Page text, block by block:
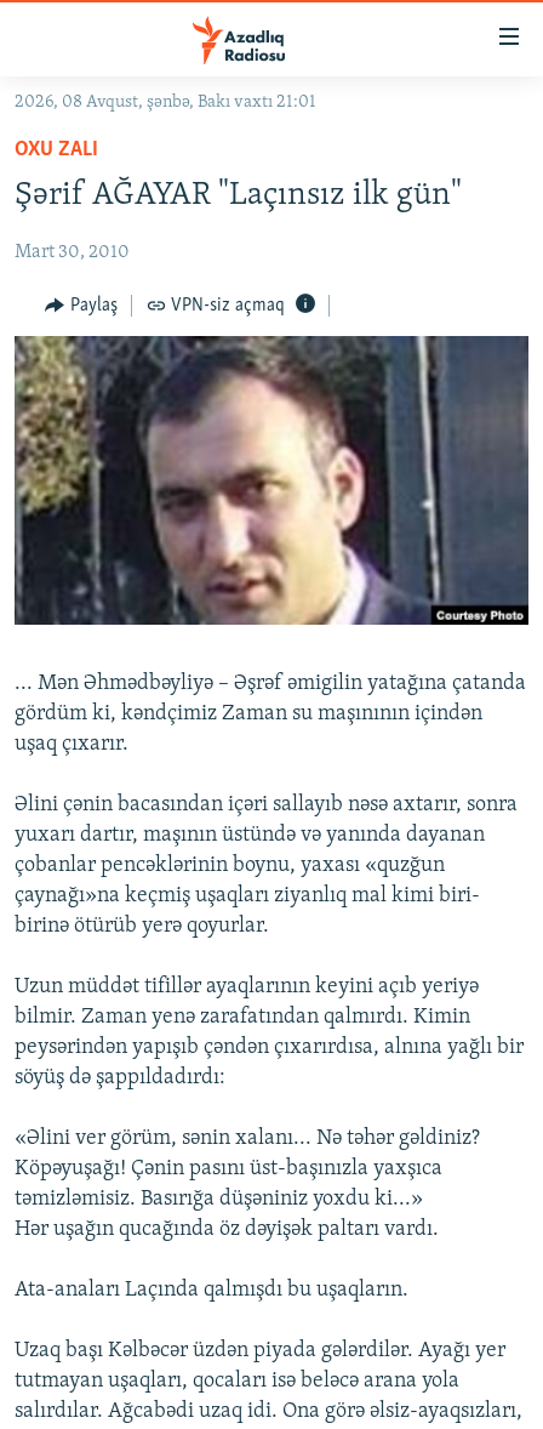
Əsas
qayıt
Əsas
naviqasiyaya
qayıt
#İZAHLA
KORRUPSIOMETR
#ƏSLINDƏ
FƏRQƏ BAX
QANUNI DOĞRU
ARAŞDIRMA
MULTIMEDIA
VIDEO
İNFOQRAFIKA
KARIKATURA
RADIO ARXIV
AZƏRBAYCAN ƏDƏBIYYATI KITABXANASI
İSLAM VƏ DEMOKRATIYA
HAQQIMIZDA
MISSIYAMIZ
PEŞƏ ETIKASI VƏ JURNALISTIKA STANDARTLARIMIZ
AZADLIQRADIOSU MOBIL TELEFONUNUZDA
BIZIMLƏ ƏLAQƏ
BIZI IZLƏ
RFE/RL-in bütün saytları
2026, 08 Avqust, şənbə, Bakı vaxtı 21:01
OXU ZALI
Şərif AĞAYAR "Laçınsız ilk gün"
Mart 30, 2010
Paylaş VPN-siz açmaq
... Mən Əhmədbəyliyə – Əşrəf əmigilin yatağına çatanda
gördüm ki, kəndçimiz Zaman su maşınının içindən
uşaq çıxarır.
Əlini çənin bacasından içəri sallayıb nəsə axtarır, sonra
yuxarı dartır, maşının üstündə və yanında dayanan
çobanlar pencəklərinin boynu, yaxası «quzğun
çaynağı»na keçmiş uşaqları ziyanlıq mal kimi biri-
birinə ötürüb yerə qoyurlar.
Uzun müddət tifillər ayaqlarının keyini açıb yeriyə
bilmir. Zaman yenə zarafatından qalmırdı. Kimin
peysərindən yapışıb çəndən çıxarırdısa, alnına yağlı bir
söyüş də şappıldadırdı:
«Əlini ver görüm, sənin xalanı... Nə təhər gəldiniz?
Köpəyuşağı! Çənin pasını üst-başınızla yaxşıca
təmizləmisiz. Basırığa düşəniniz yoxdu ki...»
Hər uşağın qucağında öz dəyişək paltarı vardı.
Ata-anaları Laçında qalmışdı bu uşaqların.
Uzaq başı Kəlbəcər üzdən piyada gələrdilər. Ayağı yer
tutmayan uşaqları, qocaları isə beləcə arana yola
salırdılar. Ağcabədi uzaq idi. Ona görə əlsiz-ayaqsızları,